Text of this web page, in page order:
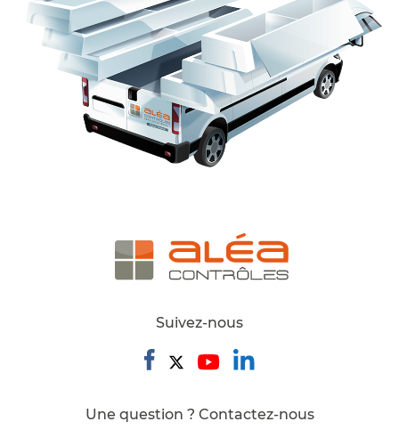
Suivez-nous
Une question ? Contactez-nous